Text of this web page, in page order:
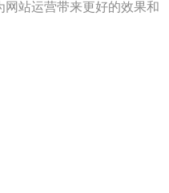
站运营带来更好的效果和